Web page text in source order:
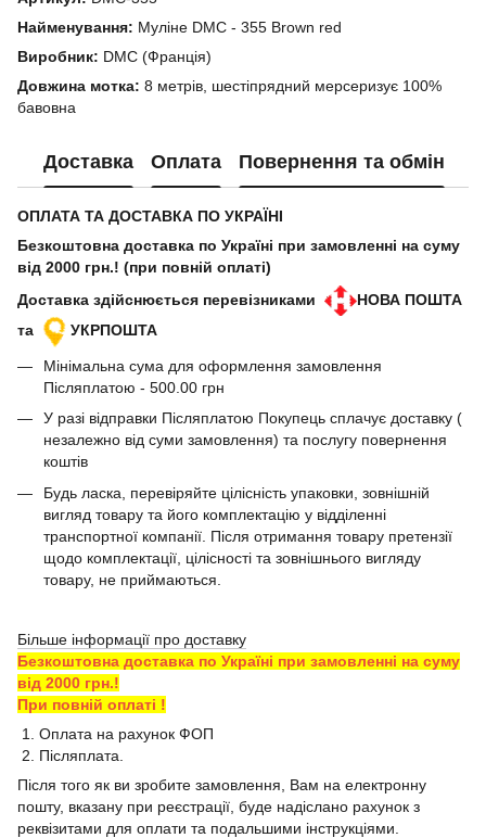
Найменування: Муліне DMC - 355 Brown red
Виробник: DMC (Франція)
Довжина мотка: 8 метрів, шестіпрядний мерсеризує 100%
бавовна
Доставка Оплата Повернення та обмін
ОПЛАТА ТА ДОСТАВКА ПО УКРАЇНІ
Безкоштовна доставка по Україні при замовленні на суму
від 2000 грн.! (при повній оплаті)
Доставка здійснюється перевізниками
НОВА ПОШТА
та
УКРПОШТА
Мінімальна сума для оформлення замовлення
Післяплатою - 500.00 грн
У разі відправки Післяплатою Покупець сплачує доставку (
незалежно від суми замовлення) та послугу повернення
коштів
Будь ласка, перевіряйте цілісність упаковки, зовнішній
вигляд товару та його комплектацію у відділенні
транспортної компанії. Після отримання товару претензії
щодо комплектації, цілісності та зовнішнього вигляду
товару, не приймаються.
Більше інформації про доставку
Безкоштовна доставка по Україні при замовленні на суму
від 2000 грн.!
При повній оплаті !
1. Оплата на рахунок ФОП
2. Післяплата.
Після того як ви зробите замовлення, Вам на електронну
пошту, вказану при реєстрації, буде надіслано рахунок з
реквізитами для оплати та подальшими інструкціями.